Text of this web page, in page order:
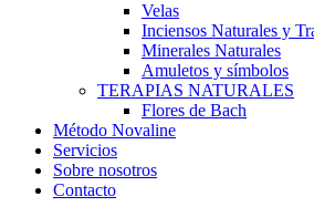
Velas
Inciensos Naturales y
Minerales Naturales
Amuletos y símbolos
TERAPIAS NATURALES
Flores de Bach
Método Novaline
Servicios
Sobre nosotros
Contacto